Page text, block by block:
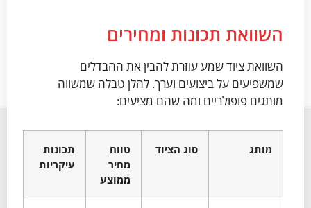
השוואת תכונות ומחירים
השוואת ציוד שמע עוזרת להבין את ההבדלים
שמשפיעים על ביצועים וערך. להלן טבלה שמשווה
מותגים פופולריים ומה שהם מציעים:
מותג סוג הציוד
טווח
מחיר
ממוצע
תכונות
עיקריות